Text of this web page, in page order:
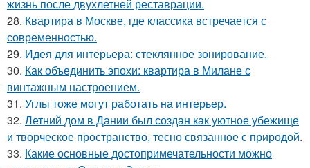
жизнь после двухлетней реставрации.
28. Квартира в Москве, где классика встречается с
современностью.
29. Идея для интерьера: стеклянное зонирование.
30. Как объединить эпохи: квартира в Милане с
винтажным настроением.
31. Углы тоже могут работать на интерьер.
32. Летний дом в Дании был создан как уютное убежище
и творческое пространство, тесно связанное с природой.
33. Какие основные достопримечательности можно